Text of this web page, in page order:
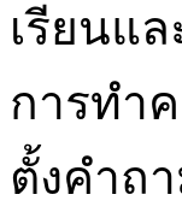
เรียนแ
การทำ
ตั้งคำถ